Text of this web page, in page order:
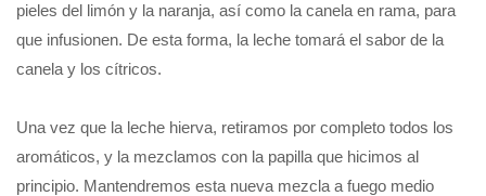
pieles del limón y la naranja, así como la canela en rama, para
que infusionen. De esta forma, la leche tomará el sabor de la
canela y los cítricos.
Una vez que la leche hierva, retiramos por completo todos los
aromáticos, y la mezclamos con la papilla que hicimos al
principio. Mantendremos esta nueva mezcla a fuego medio